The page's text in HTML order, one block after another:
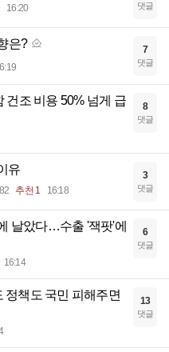
16:20 댓글
은? 7
댓글
건조 비용 50% 넘게 급
8
댓글
유
추천 1 16:18
3
댓글
날았다…수출 '잭팟'에
16:14
6
댓글
정책도 국민 피해주면
13
댓글